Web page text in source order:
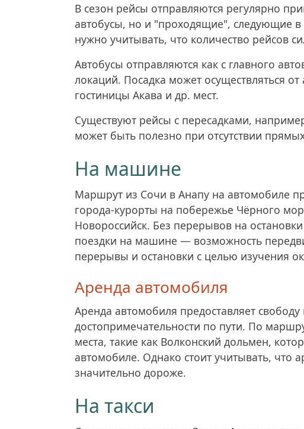
В сезон рейсы отправляются регулярно
автобусы, но и "проходящие", следующие в
нужно учитывать, что количество рейсов
Автобусы отправляются как с главного
локаций. Посадка может осуществляться
гостиницы Акава и др. мест.
Существуют рейсы с пересадками,
может быть полезно при отсутствии
На машине
Маршрут из Сочи в Анапу на автомобиле
города-курорты на побережье Чёрного
Новороссийск. Без перерывов на
поездки на машине — возможность
перерывы и остановки с целью изучения
Аренда автомобиля
Аренда автомобиля предоставляет
достопримечательности по пути. По
места, такие как Волконский дольмен,
автомобиле. Однако стоит учитывать, что
значительно дороже.
На такси